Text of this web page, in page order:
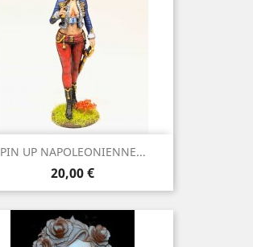
PIN UP NAPOLEONIENNE...
Precio
20,00 €